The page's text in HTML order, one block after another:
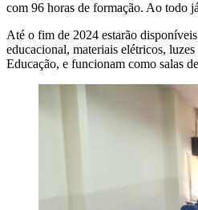
com 96 horas de formação. Ao todo
Até o fim de 2024 estarão
educacional, materiais elétricos,
Educação, e funcionam como salas